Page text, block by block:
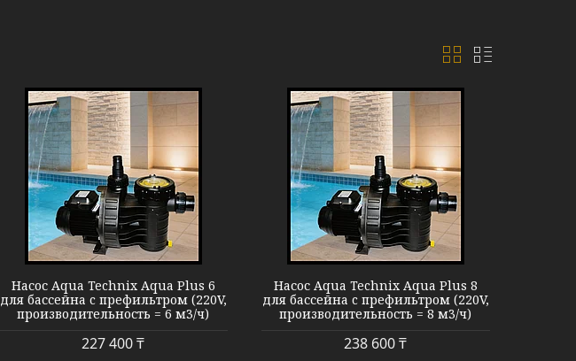
Насос Aqua Technix Aqua Plus 6
для бассейна c префильтром (220V,
производительность = 6 м3/ч)
227 400 ₸
Насос Aqua Plus 8
Насос Aqua Technix Aqua Plus 8
для бассейна c префильтром (220V,
производительность = 8 м3/ч)
238 600 ₸